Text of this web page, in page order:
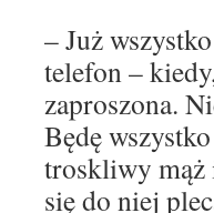
– Już
telefon –
zaproszona.
Będę
troskliwy mąż
się do niej